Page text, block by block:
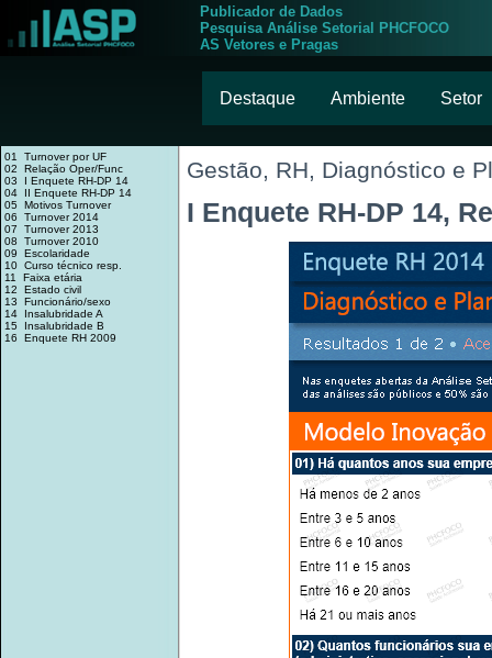
Publicador de Dados
Pesquisa Análise Setorial PHCFOCO
AS Vetores e Pragas
Destaque Ambiente Setor
01 Turnover por UF
02 Relação Oper/Func
03 I Enquete RH-DP 14
04 II Enquete RH-DP 14
05 Motivos Turnover
06 Turnover 2014
07 Turnover 2013
08 Turnover 2010
09 Escolaridade
10 Curso técnico resp.
11 Faixa etária
12 Estado civil
13 Funcionário/sexo
14 Insalubridade A
15 Insalubridade B
16 Enquete RH 2009
Gestão, RH, Diagnóstico e
I Enquete RH-DP 14,